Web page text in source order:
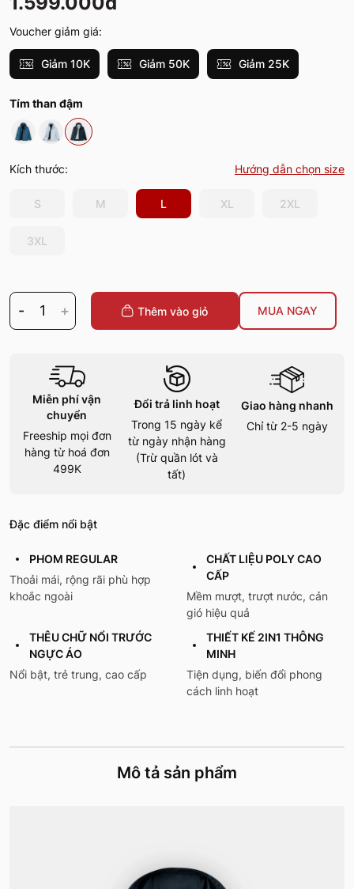
Voucher giảm giá:
Giảm 10K Giảm 50K Giảm 25K
Tím than đậm
Kích thước: Hướng dẫn chọn size
S M L XL 2XL
3XL
- 1 + Thêm vào giỏ MUA NGAY
Miễn phí vận
chuyển
Freeship mọi đơn
hàng từ hoá đơn
499K
Đổi trả linh hoạt
Trong 15 ngày kể
từ ngày nhận hàng
(Trừ quần lót và
tất)
Giao hàng nhanh
Chỉ từ 2-5 ngày
Đặc điểm nổi bật
PHOM REGULAR
Thoải mái, rộng rãi phù hợp
khoắc ngoài
CHẤT LIỆU POLY CAO
CẤP
Mềm mượt, trượt nước, cản
gió hiệu quả
THÊU CHỮ NỔI TRƯỚC
NGỰC ÁO
Nổi bật, trẻ trung, cao cấp
THIẾT KẾ 2IN1 THÔNG
MINH
Tiện dụng, biến đổi phong
cách linh hoạt
Mô tả sản phẩm